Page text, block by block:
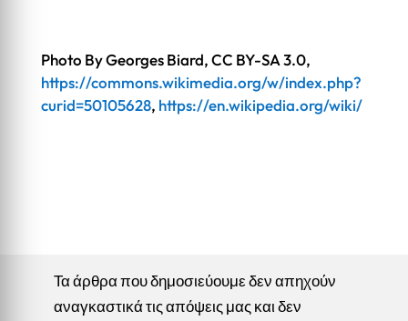
Photo By Georges Biard, CC BY-SA 3.0,
https://commons.wikimedia.org/w/index.php?
curid=50105628, https://en.wikipedia.org/wiki/
Τα άρθρα που δημοσιεύουμε δεν απηχούν
αναγκαστικά τις απόψεις μας και δεν